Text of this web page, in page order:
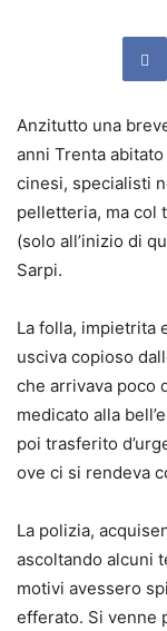
Anzitutto una
anni Trenta
cinesi, specialisti
pelletteria, ma col
(solo all’inizio di
Sarpi.
La folla, impietrita
usciva copioso
che arrivava poco
medicato alla
poi trasferito
ove ci si rendeva
La polizia,
ascoltando alcuni
motivi avessero
efferato. Si venne